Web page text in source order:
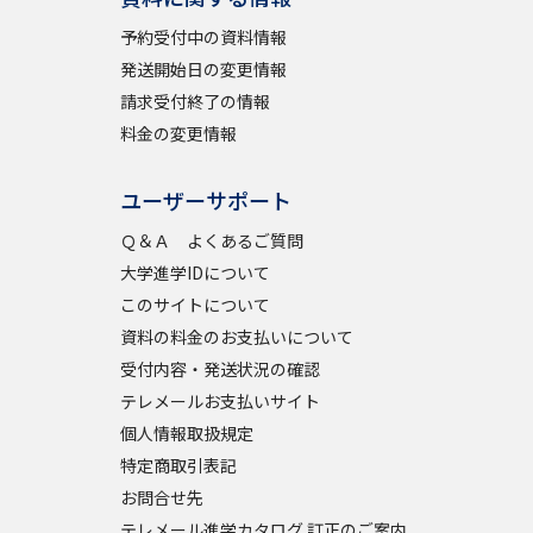
予約受付中の資料情報
発送開始日の変更情報
請求受付終了の情報
料金の変更情報
ユーザーサポート
Ｑ＆Ａ よくあるご質問
大学進学IDについて
このサイトについて
資料の料金のお支払いについて
受付内容・発送状況の確認
テレメールお支払いサイト
個人情報取扱規定
特定商取引表記
お問合せ先